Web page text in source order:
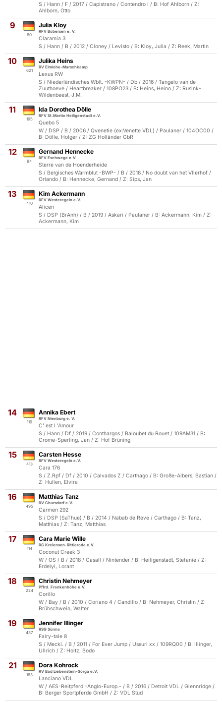
S / Hann / F / 2017 / Capistrano / Contendro I / B: Hof Ahlborn / Z:
Ahlborn, Otto
9
60
Julia Kloy
RFV Bobersen e. V.
Claramia 3
S / Hann / B / 2012 / Cloney / Levisto / B: Kloy, Julia / Z: Reek, Martin
10
621
Julika Heins
RV Elmlohe-Marschkamp
Lexus RW
S / Niederländisches Wblt. -KWPN- / Db / 2016 / Tangelo van de
Zuuthoeve / Heartbreaker / 108PO23 / B: Heins, Heino / Z: Rusink-
Wildenbeest, J.M.
11
195
Ida Dorothea Dölle
RFV St.Martin Heiligenstadt e.V.
Quebo 5
W / DSP / B / 2006 / Qvenetie (ex:Venette VDL) / Paulaner / 104OC00 /
B: Dölle, Holger / Z: ZG Holländer GbR
12
84
Gernand Hennecke
RFV Eschwege e.V.
Sterre van de Hoenderheide
S / Belgisches Warmblut -BWP- / B / 2018 / No doubt van het Vlierhof /
Orlando / B: Hennecke, Gernand / Z: Sips, Jan
13
410
Kim Ackermann
RFV Westeregeln e.V.
Alicen
S / DSP (BrAnh) / B / 2019 / Askari / Paulaner / B: Ackermann, Kim / Z:
Ackermann, Kim
14
119
Annika Ebert
RFV Nienburg e. V.
C' est l 'Amour
S / Hann / Df / 2019 / Conthargos / Baloubet du Rouet / 109AM31 / B:
Crome-Sperling, Jan / Z: Hof Brüning
15
413
Carsten Hesse
RFV Westeregeln e.V.
Cara 176
S / Z.Rpf / Df / 2010 / Calvados Z / Carthago / B: Große-Albers, Bastian /
Z: Hullen, Elvira
16
495
Matthias Tanz
RV Chursdorf e.V.
Carmen 292
S / DSP (SaThue) / B / 2014 / Nabab de Reve / Carthago / B: Tanz,
Matthias / Z: Tanz, Matthias
17
114
Cara Marie Wille
RG Kreiensen-Rittierode e.V.
Coconut Creek 3
W / OS / B / 2018 / Casall / Nintender / B: Heiligenstadt, Stefanie / Z:
Erdelyi, Lorant
18
224
Christin Nehmeyer
Pffrd. Frankenhöhe e.V.
Corillo
W / Bay / B / 2010 / Coriano 4 / Candillo / B: Nehmeyer, Christin / Z:
Brühschwein, Walter
19
437
Jennifer Illinger
RSG Sünna
Fairy-tale 8
S / Meckl. / B / 2011 / For Ever Jump / Ussuri xx / 109RQ00 / B: Illinger,
Ullrich / Z: Holtz, Bodo
21
163
Dora Kohrock
RV Bad Liebenstein-Sorga e.V.
Lanciano VDL
W / AES-Reitpferd -Anglo-Europ.- / B / 2016 / Detroit VDL / Glennridge /
B: Berger Sportpferde GmbH / Z: VDL Stud